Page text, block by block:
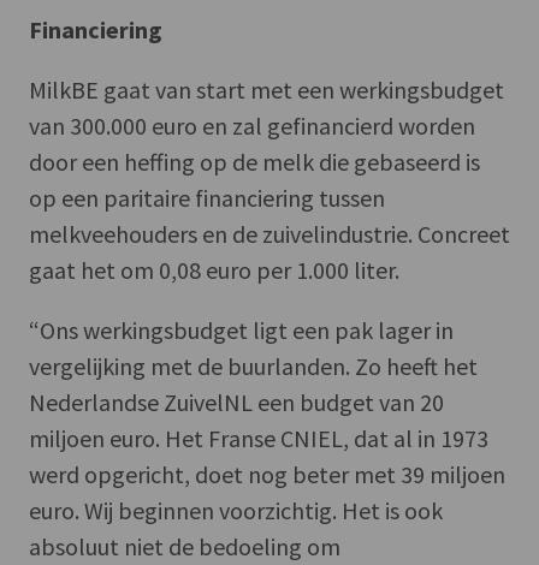
Financiering
MilkBE gaat van start met een werkingsbudget
van 300.000 euro en zal gefinancierd worden
door een heffing op de melk die gebaseerd is
op een paritaire financiering tussen
melkveehouders en de zuivelindustrie. Concreet
gaat het om 0,08 euro per 1.000 liter.
“Ons werkingsbudget ligt een pak lager in
vergelijking met de buurlanden. Zo heeft het
Nederlandse ZuivelNL een budget van 20
miljoen euro. Het Franse CNIEL, dat al in 1973
werd opgericht, doet nog beter met 39 miljoen
euro. Wij beginnen voorzichtig. Het is ook
absoluut niet de bedoeling om